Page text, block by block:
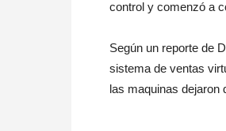
control y comenzó a
Según un reporte de
sistema de ventas
las maquinas dejaron